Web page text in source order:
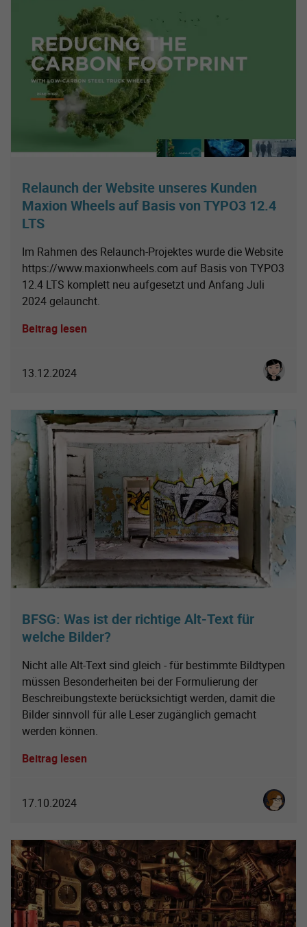
Relaunch der Website unseres Kunden
Maxion Wheels auf Basis von TYPO3 12.4
LTS
Im Rahmen des Relaunch-Projektes wurde die Website
https://www.maxionwheels.com auf Basis von TYPO3
12.4 LTS komplett neu aufgesetzt und Anfang Juli
2024 gelauncht.
Beitrag lesen
13.12.2024 Tu
BFSG: Was ist der richtige Alt-Text für
welche Bilder?
Nicht alle Alt-Text sind gleich - für bestimmte Bildtypen
müssen Besonderheiten bei der Formulierung der
Beschreibungstexte berücksichtigt werden, damit die
Bilder sinnvoll für alle Leser zugänglich gemacht
werden können.
Beitrag lesen
17.10.2024 Karoline